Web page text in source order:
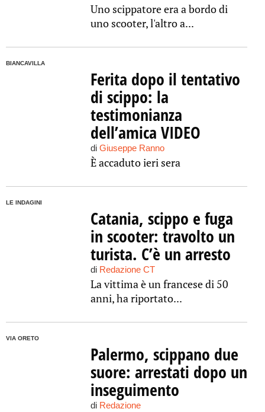
Uno scippatore era a bordo di
uno scooter, l'altro a...
BIANCAVILLA
Ferita dopo il tentativo
di scippo: la
testimonianza
dell’amica VIDEO
di Giuseppe Ranno
È accaduto ieri sera
LE INDAGINI
Catania, scippo e fuga
in scooter: travolto un
turista. C’è un arresto
di Redazione CT
La vittima è un francese di 50
anni, ha riportato...
VIA ORETO
Palermo, scippano due
suore: arrestati dopo un
inseguimento
di Redazione